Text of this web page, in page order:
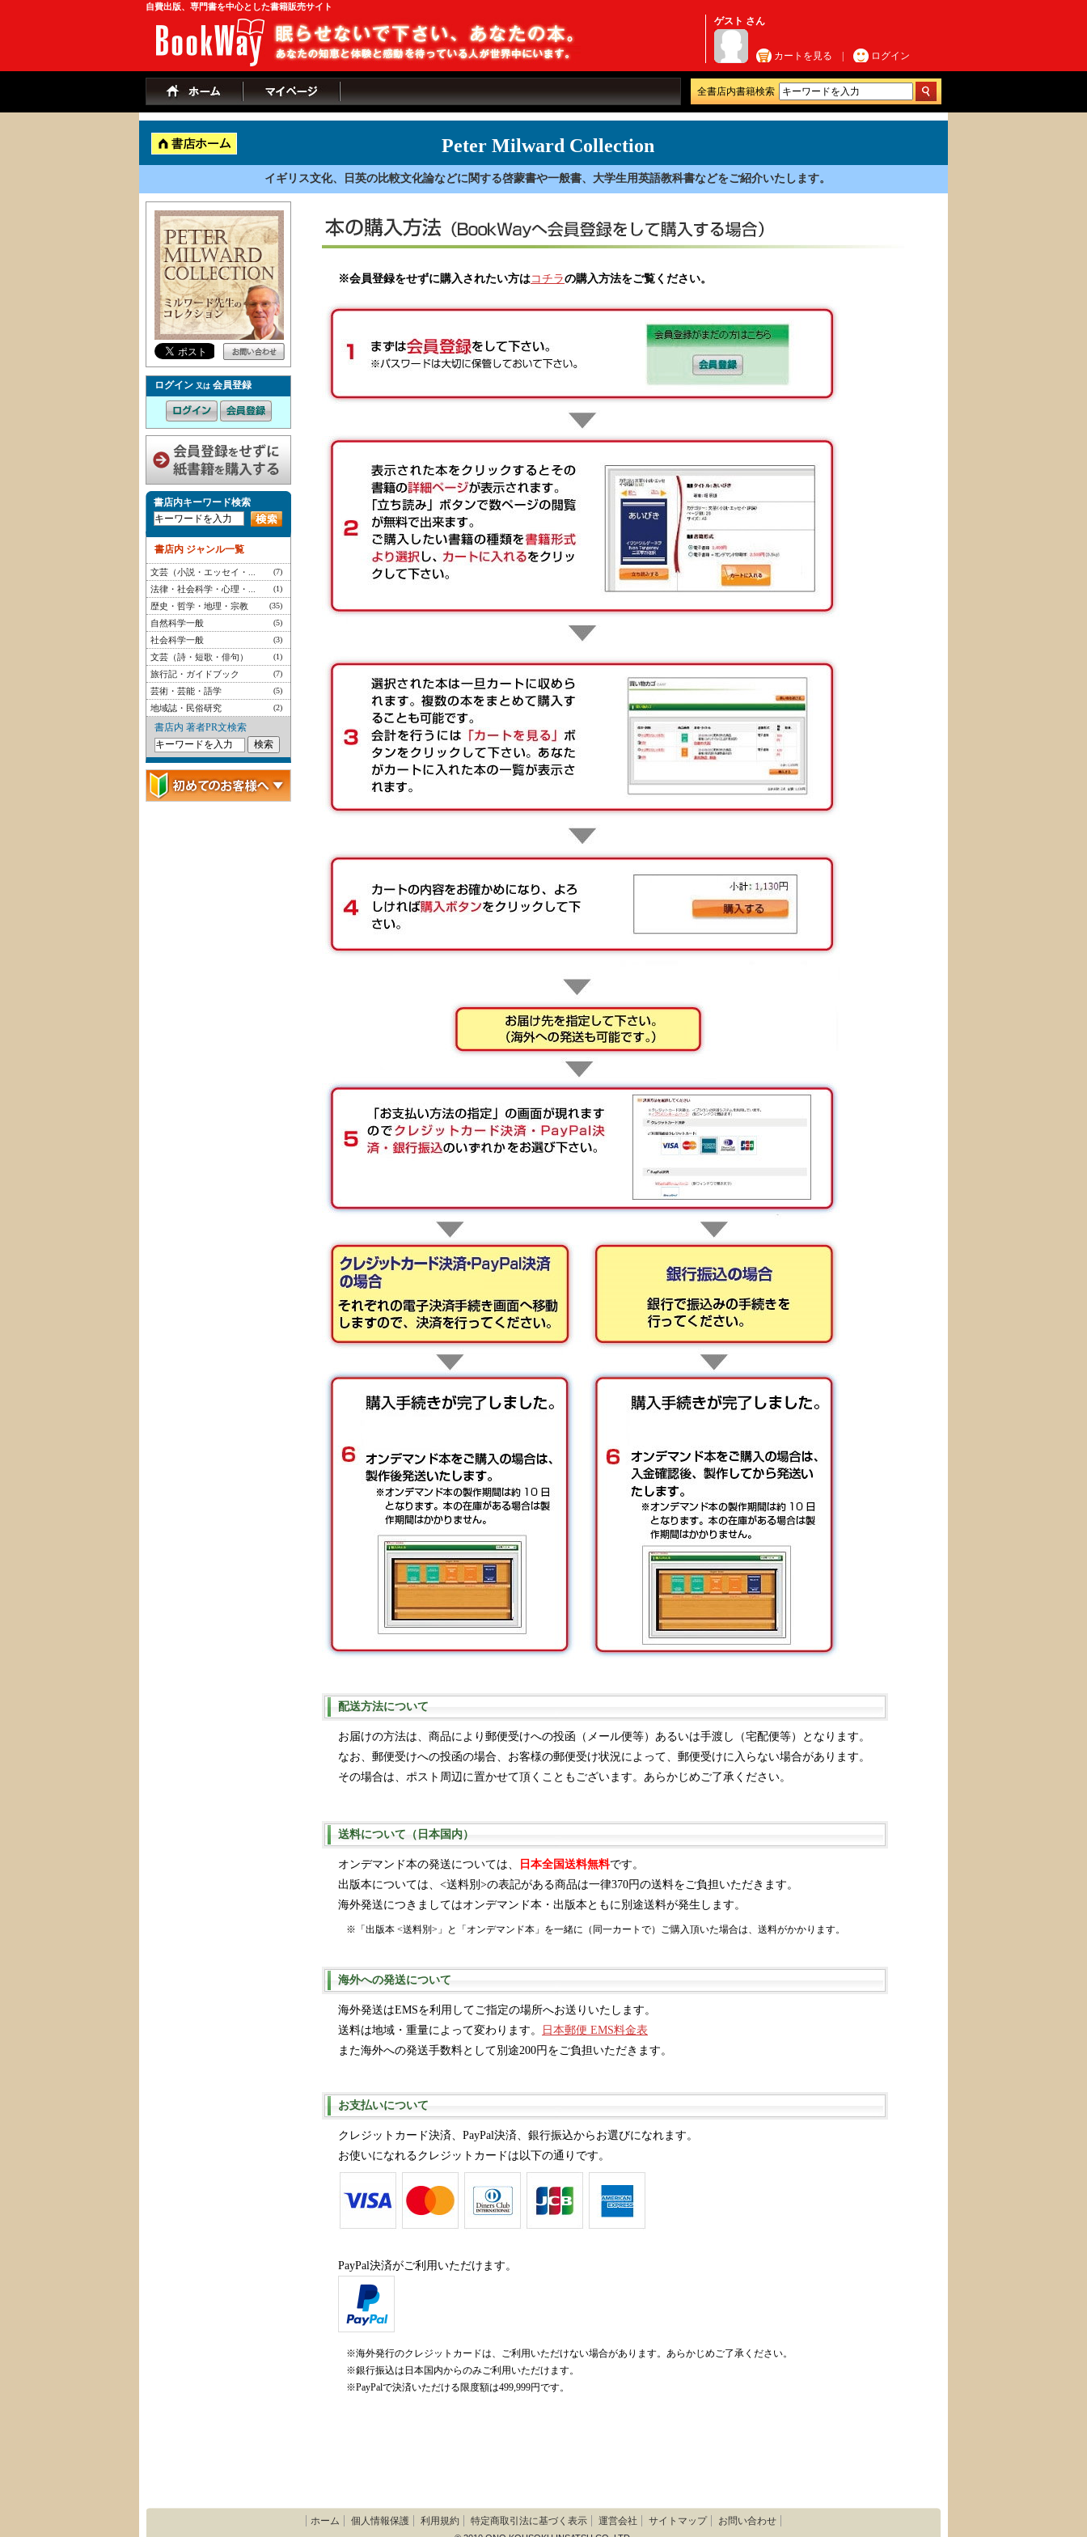
自費出版、専門書を中心とした書籍販売サイト
ゲスト さん
カートを見る ログイン
全書店内書籍検索
Peter Milward Collection
イギリス文化、日英の比較文化論などに関する啓蒙書や一般書、大学生用英語教科書などをご紹介いたします。
ログイン 又は 会員登録
書店内キーワード検索
書店内 ジャンル一覧
文芸（小説・エッセイ・... (7)
法律・社会科学・心理・... (1)
歴史・哲学・地理・宗教 (35)
自然科学一般 (5)
社会科学一般 (3)
文芸（詩・短歌・俳句） (1)
旅行記・ガイドブック (7)
芸術・芸能・語学 (5)
地域誌・民俗研究 (2)
書店内 著者PR文検索
※会員登録をせずに購入されたい方はコチラの購入方法をご覧ください。
配送方法について
お届けの方法は、商品により郵便受けへの投函（メール便等）あるいは手渡し（宅配便等）となります。
なお、郵便受けへの投函の場合、お客様の郵便受け状況によって、郵便受けに入らない場合があります。
その場合は、ポスト周辺に置かせて頂くこともございます。あらかじめご了承ください。
送料について（日本国内）
オンデマンド本の発送については、 日本全国送料無料です。
出版本については、<送料別>の表記がある商品は一律370円の送料をご負担いただきます。
海外発送につきましてはオンデマンド本・出版本ともに別途送料が発生します。
※「出版本 <送料別>」と「オンデマンド本」を一緒に（同一カートで）ご購入頂いた場合は、送料がかかります。
海外への発送について
海外発送はEMSを利用してご指定の場所へお送りいたします。
送料は地域・重量によって変わります。
日本郵便 EMS料金表
また海外への発送手数料として別途200円をご負担いただきます。
お支払いについて
クレジットカード決済、PayPal決済、銀行振込からお選びになれます。
お使いになれるクレジットカードは以下の通りです。
PayPal決済がご利用いただけます。
※海外発行のクレジットカードは、ご利用いただけない場合があります。あらかじめご了承ください。
※銀行振込は日本国内からのみご利用いただけます。
※PayPalで決済いただける限度額は499,999円です。
ホーム 個人情報保護 利用規約 特定商取引法に基づく表示 運営会社 サイトマップ お問い合わせ